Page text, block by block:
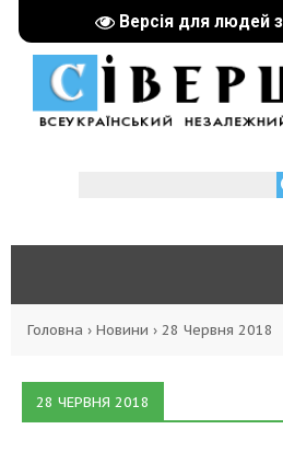
Версія для людей
Головна › Новини › 28 Червня 2018
28 ЧЕРВНЯ 2018